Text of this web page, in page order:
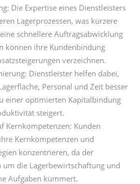
Die Expertise eines Dienstleisters
Lagerprozessen, was kürzere
schnellere Auftragsabwicklung
können ihre Kundenbindung
verzeichnen.
Dienstleister helfen dabei,
Personal und Zeit besser
einer optimierten Kapitalbindung
steigert.
Kernkompetenzen: Kunden
Kernkompetenzen und
konzentrieren, da der
um die Lagerbewirtschaftung und
Aufgaben kümmert.